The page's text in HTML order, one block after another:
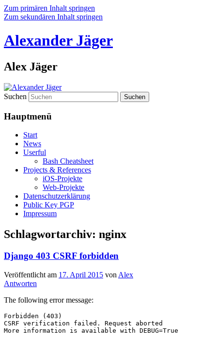
Zum primären Inhalt springen
Zum sekundären Inhalt springen
Alexander Jäger
Alex Jäger
Suchen
Hauptmenü
Start
News
Userful
Bash Cheatsheet
Projects & References
iOS-Projekte
Web-Projekte
Datenschutzerklärung
Public Key PGP
Impressum
Schlagwortarchiv: nginx
Django 403 CSRF forbidden
Veröffentlicht am 17. April 2015 von Alex
Antworten
The following error message:
Forbidden (403)
CSRF verification failed. Request aborted